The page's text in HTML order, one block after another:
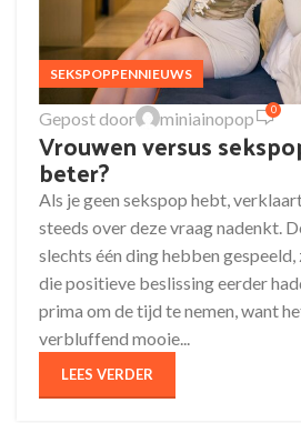
SEKSPOPPENNIEUWS
Gepost door miniainopop 0
Vrouwen versus
beter?
Als je geen sekspop hebt,
steeds over deze vraag nadenkt.
slechts één ding hebben
die positieve beslissing eerder
prima om de tijd te nemen, want
verbluffend mooie...
LEES VERDER